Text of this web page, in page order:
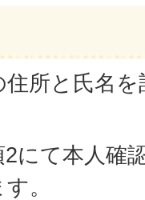
所と氏名
にて本人確
。